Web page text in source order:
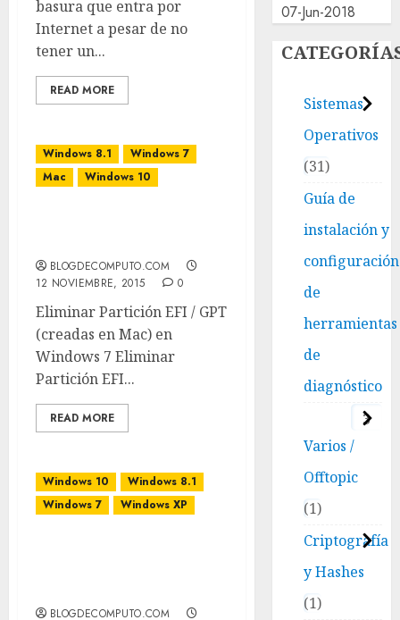
basura que entra por
Internet a pesar de no
tener un...
READ MORE
Windows 8.1
Windows 7
Mac
Windows 10
BLOGDECOMPUTO.COM
12 NOVIEMBRE, 2015
0
Eliminar Partición EFI / GPT
(creadas en Mac) en
Windows 7 Eliminar
Partición EFI...
READ MORE
Windows 10
Windows 8.1
Windows 7
Windows XP
BLOGDECOMPUTO.COM
07-Jun-2018
Sistemas
Operativos
31
Guía de
instalación y
configuración
de
herramientas
de
diagnóstico
3
Varios /
Offtopic
1
Criptografía
y Hashes
1